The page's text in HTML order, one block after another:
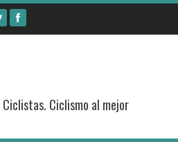
Ciclismo al mejor